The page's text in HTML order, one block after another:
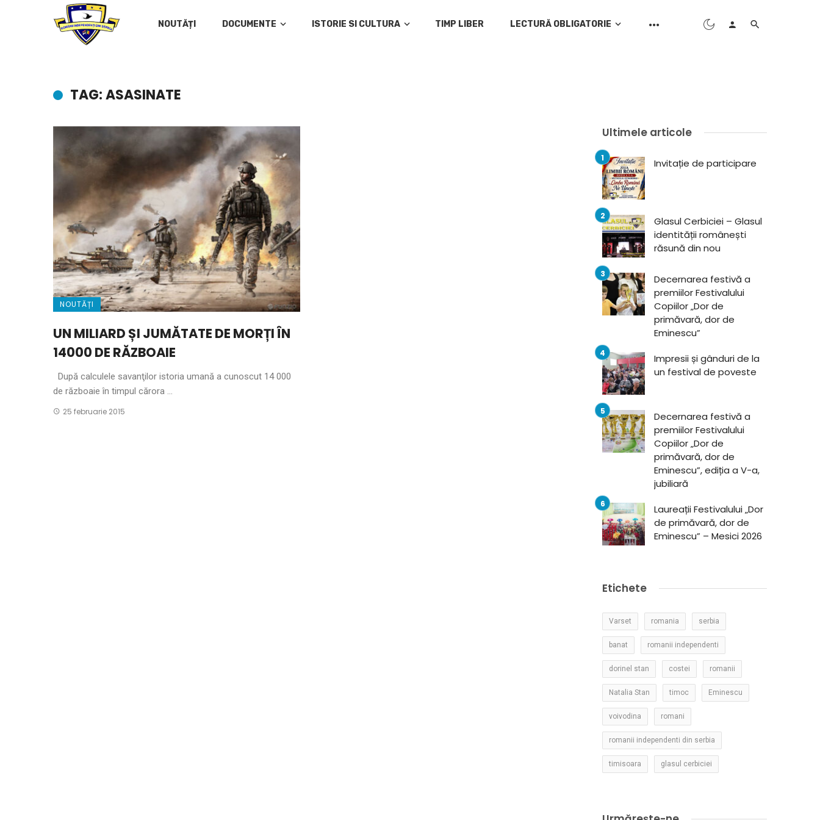
NOUTĂȚI DOCUMENTE ISTORIE SI CULTURA TIMP LIBER LECTURĂ OBLIGATORIE
TAG: ASASINATE
NOUTĂȚI
UN MILIARD ȘI JUMĂTATE DE MORȚI ÎN
14000 DE RĂZBOAIE
După calculele savanţilor istoria umană a cunoscut 14 000
de războaie în timpul cărora ...
25 februarie 2015
Ultimele articole
Invitație de participare
Glasul Cerbiciei – Glasul
identității românești
răsună din nou
Decernarea festivă a
premiilor Festivalului
Copiilor „Dor de
primăvară, dor de
Eminescu”
Impresii și gânduri de la
un festival de poveste
Decernarea festivă a
premiilor Festivalului
Copiilor „Dor de
primăvară, dor de
Eminescu”, ediția a V-a,
jubiliară
Laureații Festivalului „Dor
de primăvară, dor de
Eminescu” – Mesici 2026
Etichete
Varset romania serbia
banat romanii independenti
dorinel stan costei romanii
Natalia Stan timoc Eminescu
voivodina romani
romanii independenti din serbia
timisoara glasul cerbiciei